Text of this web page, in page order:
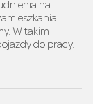
na
W takim
do pracy.